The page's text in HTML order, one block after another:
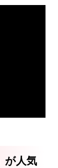
が人気